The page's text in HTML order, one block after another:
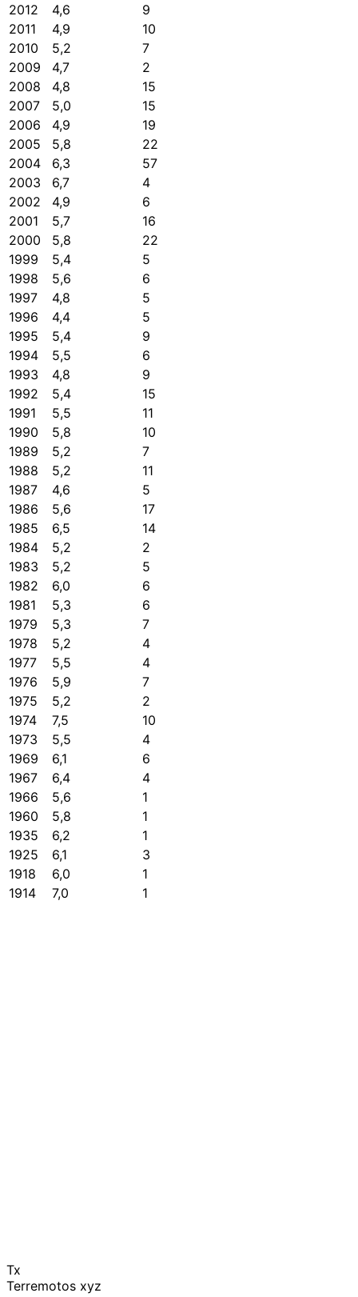
2012
4,6
9
2011
4,9
10
2010
5,2
7
2009
4,7
2
2008
4,8
15
2007
5,0
15
2006
4,9
19
2005
5,8
22
2004
6,3
57
2003
6,7
4
2002
4,9
6
2001
5,7
16
2000
5,8
22
1999
5,4
5
1998
5,6
6
1997
4,8
5
1996
4,4
5
1995
5,4
9
1994
5,5
6
1993
4,8
9
1992
5,4
15
1991
5,5
11
1990
5,8
10
1989
5,2
7
1988
5,2
11
1987
4,6
5
1986
5,6
17
1985
6,5
14
1984
5,2
2
1983
5,2
5
1982
6,0
6
1981
5,3
6
1979
5,3
7
1978
5,2
4
1977
5,5
4
1976
5,9
7
1975
5,2
2
1974
7,5
10
1973
5,5
4
1969
6,1
6
1967
6,4
4
1966
5,6
1
1960
5,8
1
1935
6,2
1
1925
6,1
3
1918
6,0
1
1914
7,0 1
Tx
Terremotos xyz